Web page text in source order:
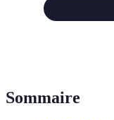
Sommaire